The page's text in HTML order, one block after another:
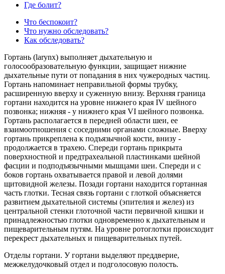
Где болит?
Что беспокоит?
Что нужно обследовать?
Как обследовать?
Гортань (larynx) выполняет дыхательную и
голосообразовательную функции, защищает нижние
дыхательные пути от попадания в них чужеродных частиц.
Гортань напоминает неправильной формы трубку,
расширенную вверху и суженную внизу. Верхняя граница
гортани находится на уровне нижнего края IV шейного
позвонка; нижняя - у нижнего края VI шейного позвонка.
Гортань располагается в передней области шеи, ее
взаимоотношения с соседними органами сложные. Вверху
гортань прикреплена к подъязычной кости, внизу -
продолжается в трахею. Спереди гортань прикрыта
поверхностной и предтрахеальной пластинками шейной
фасции и подподъязычными мышцами шеи. Спереди и с
боков гортань охватывается правой и левой долями
щитовидной железы. Позади гортани находится гортанная
часть глотки. Тесная связь гортани с глоткой объясняется
развитием дыхательной системы (эпителия и желез) из
центральной стенки глоточной части первичной кишки и
принадлежностью глотки одновременно к дыхательным и
пищеварительным путям. На уровне ротоглотки происходит
перекрест дыхательных и пищеварительных путей.
Отделы гортани. У гортани выделяют преддверие,
межжелудочковый отдел и подголосовую полость.